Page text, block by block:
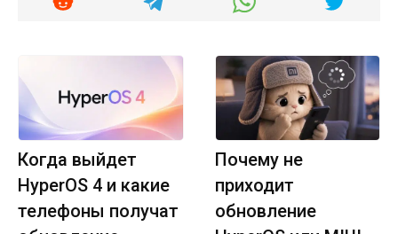
Когда выйдет
HyperOS 4 и какие
телефоны получат
Почему не
приходит
обновление